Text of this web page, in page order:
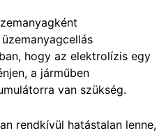
hogy az elektrolízis egy
a járműben
van szükség.
rendkívül hatástalan lenne,